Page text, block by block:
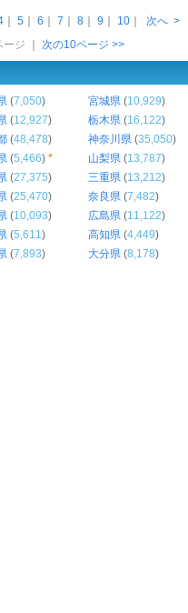
5 6 7 8 9 10 次へ >
ージ
次の10ページ >>
(7,050) 宮城県 (10,929)
(12,927) 栃木県 (16,122)
(48,478) 神奈川県 (35,050)
(5,466) * 山梨県 (13,787)
(27,375) 三重県 (13,212)
(25,470) 奈良県 (7,482)
(10,093) 広島県 (11,122)
(5,611) 高知県 (4,449)
(7,893) 大分県 (8,178)